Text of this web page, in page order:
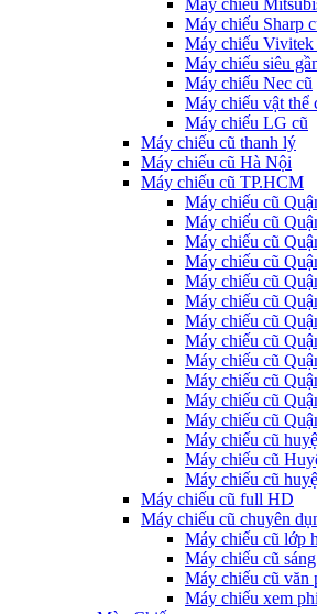
Máy chiếu Sharp
Máy chiếu Vivitek
Máy chiếu siêu
Máy chiếu Nec cũ
Máy chiếu vật thể
Máy chiếu LG cũ
Máy chiếu cũ thanh lý
Máy chiếu cũ Hà Nội
Máy chiếu cũ TP.HCM
Máy chiếu cũ
Máy chiếu cũ
Máy chiếu cũ
Máy chiếu cũ
Máy chiếu cũ
Máy chiếu cũ
Máy chiếu cũ
Máy chiếu cũ
Máy chiếu cũ
Máy chiếu cũ
Máy chiếu cũ
Máy chiếu cũ
Máy chiếu cũ
Máy chiếu cũ
Máy chiếu cũ
Máy chiếu cũ full HD
Máy chiếu cũ chuyên
Máy chiếu cũ lớp
Máy chiếu cũ
Máy chiếu cũ văn
Máy chiếu xem